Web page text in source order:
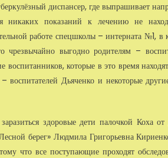
диспансер, где выпрашивает
никаких показаний к лечению не
работе спецшколы – интерната №1, в
чрезвычайно выгодно родителям –
воспитанников, которые в это время
воспитателей Дьяченко и некоторые
здоровые дети палочкой Коха от
берег» Людмила Григорьевна
что все поступающие проходят